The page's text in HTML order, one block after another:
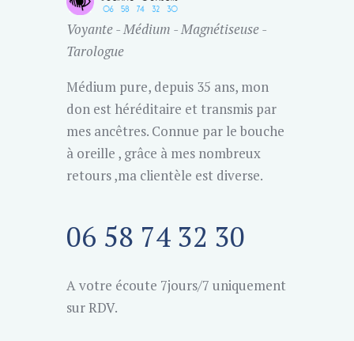
Voyante - Médium - Magnétiseuse -
Tarologue
Médium pure, depuis 35 ans, mon
don est héréditaire et transmis par
mes ancêtres. Connue par le bouche
à oreille , grâce à mes nombreux
retours ,ma clientèle est diverse.
06 58 74 32 30
A votre écoute 7jours/7 uniquement
sur RDV.